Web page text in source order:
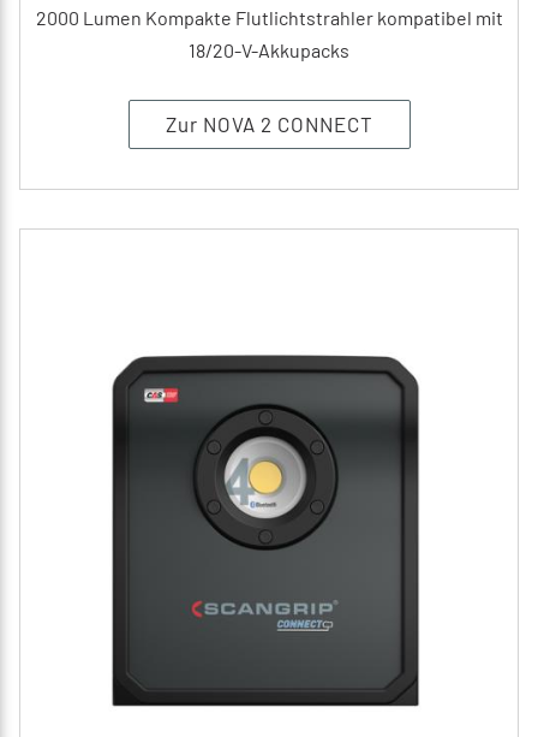
2000 Lumen Kompakte Flutlichtstrahler kompatibel mit
18/20-V-Akkupacks
Zur NOVA 2 CONNECT